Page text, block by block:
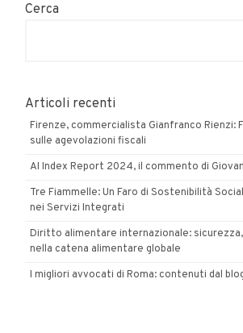
Cerca
Articoli recenti
Firenze, commercialista Gianfranco Rienzi:
sulle agevolazioni fiscali
AI Index Report 2024, il commento di
Tre Fiammelle: Un Faro di Sostenibilità
nei Servizi Integrati
Diritto alimentare internazionale:
nella catena alimentare globale
I migliori avvocati di Roma: contenuti dal